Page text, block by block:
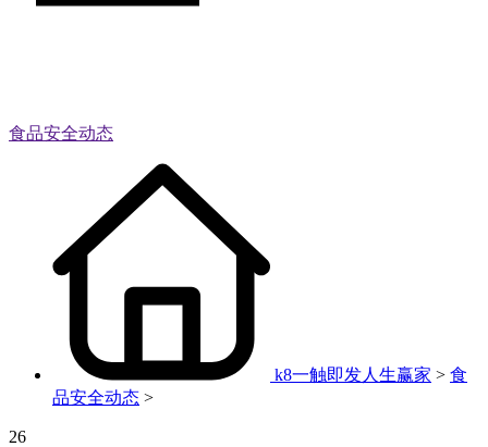
食品安全动态
k8一触即发人生赢家 > 食
品安全动态 >
26